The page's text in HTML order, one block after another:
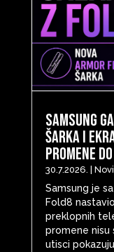
Samsung
šarka i
promene
30.7.2026.
Samsung je
Fold8
preklopnih
promene nisu
utisci